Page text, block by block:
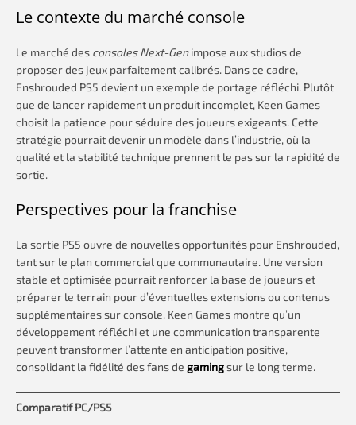
Le contexte du marché console
Le marché des consoles Next-Genimpose aux studios de
proposer des jeux parfaitement calibrés. Dans ce cadre,
Enshrouded PS5 devient un exemple de portage réfléchi. Plutôt
que de lancer rapidement un produit incomplet, Keen Games
choisit la patience pour séduire des joueurs exigeants. Cette
stratégie pourrait devenir un modèle dans l’industrie, où la
qualité et la stabilité technique prennent le pas sur la rapidité de
sortie.
Perspectives pour la franchise
La sortie PS5 ouvre de nouvelles opportunités pour Enshrouded,
tant sur le plan commercial que communautaire. Une version
stable et optimisée pourrait renforcer la base de joueurs et
préparer le terrain pour d’éventuelles extensions ou contenus
supplémentaires sur console. Keen Games montre qu’un
développement réfléchi et une communication transparente
peuvent transformer l’attente en anticipation positive,
consolidant la fidélité des fans de gamingsur le long terme.
Comparatif PC/PS5